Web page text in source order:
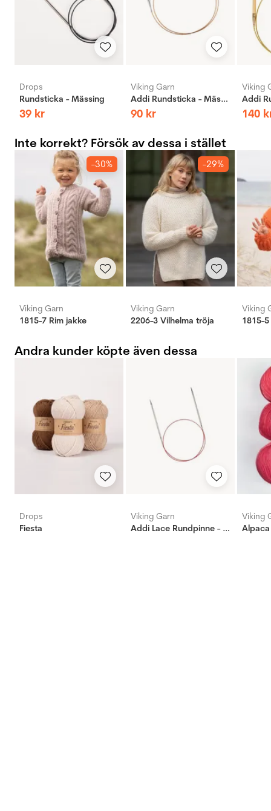
Drops
Rundsticka - Mässing
39 kr
Viking Garn
Addi Rundsticka - Mässing
90 kr
Viking
140
Inte korrekt? Försök av dessa i stället
-30%
Viking Garn
1815-7 Rim jakke
-29%
Viking Garn
2206-3 Vilhelma tröja
Viking
1815-
Andra kunder köpte även dessa
Drops
Fiesta
Viking Garn
Addi Lace Rundpinne - Messing
Viking